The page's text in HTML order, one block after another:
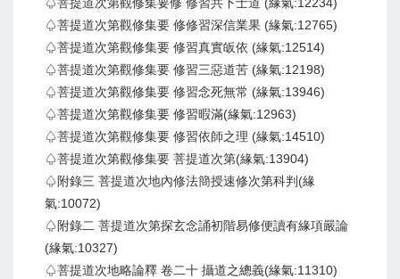
♤菩提道次第觀修集要 修修習深信業果 (緣氣:12765)
♤菩提道次第觀修集要 修習真實皈依 (緣氣:12514)
♤菩提道次第觀修集要 修習三惡道苦 (緣氣:12198)
♤菩提道次第觀修集要 修習念死無常 (緣氣:13946)
♤菩提道次第觀修集要 修習暇滿(緣氣:12963)
♤菩提道次第觀修集要 修習依師之理 (緣氣:14510)
♤菩提道次第觀修集要 菩提道次第(緣氣:13904)
♤附錄三 菩提道次地內修法簡授速修次第科判(緣
氣:10072)
♤附錄二 菩提道次第探玄念誦初階易修便讀有緣項嚴論
(緣氣:10327)
♤菩提道次地略論釋 卷二十 攝道之總義(緣氣:11310)